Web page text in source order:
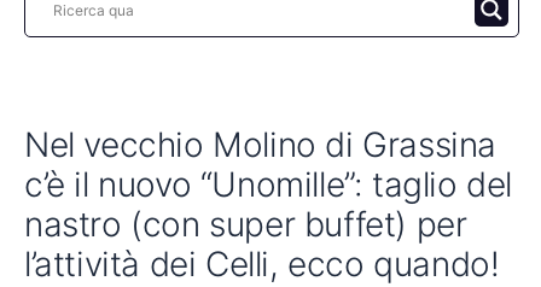
Nel vecchio Molino di Grassina
c’è il nuovo “Unomille”: taglio del
nastro (con super buffet) per
l’attività dei Celli, ecco quando!